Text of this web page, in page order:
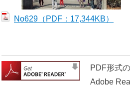
観光情報
No629（PDF：17,344KB）
PDF形式
Adobe